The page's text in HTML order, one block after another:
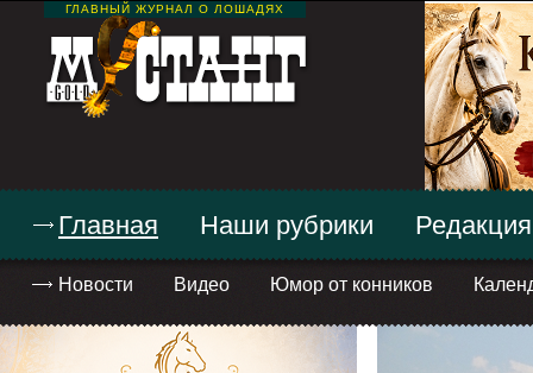
ГЛАВНЫЙ ЖУРНАЛ О ЛОШАДЯХ
Главная
Новости Видео Юмор от конников
Наши рубрики Редакция